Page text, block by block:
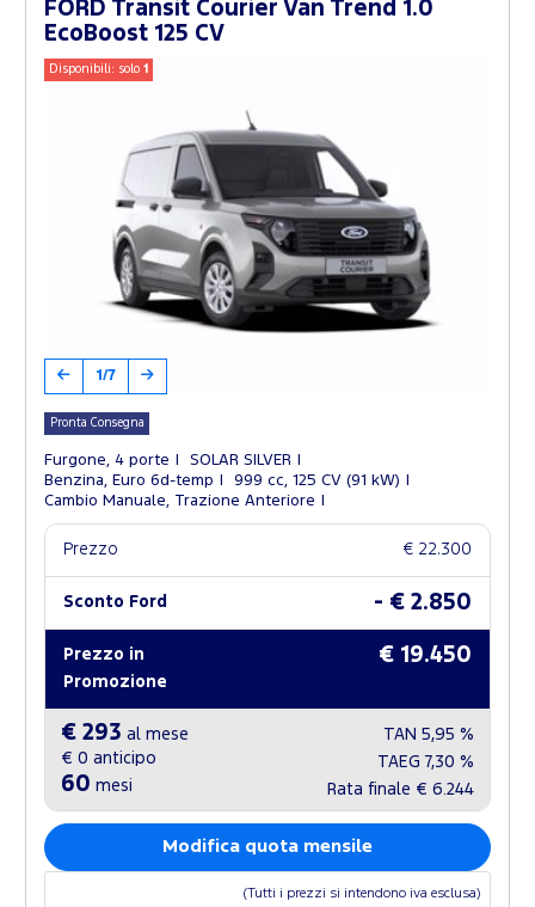
FORD Transit Courier Van Trend 1.0
EcoBoost 125 CV
Disponibili: solo1
1/7
Pronta Consegna
Furgone, 4 porte
SOLAR SILVER
Benzina, Euro 6d-temp
999 cc, 125 CV (91 kW)
Cambio Manuale, Trazione Anteriore
Prezzo € 22.300
Sconto Ford - € 2.850
Prezzo in
Promozione
€ 19.450
€ 293 al mese
€ 0 anticipo
60 mesi
TAN 5,95 %
TAEG 7,30 %
Rata finale € 6.244
Modifica quota mensile
(Tutti i prezzi si intendono iva esclusa)